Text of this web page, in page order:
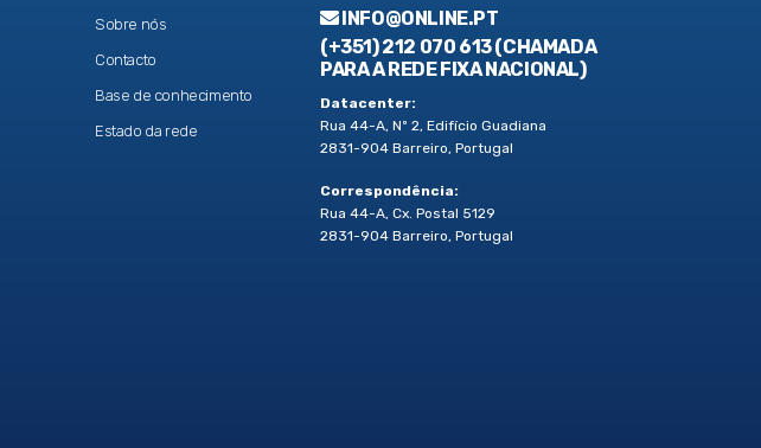
Sobre nós
Contacto
Base de conhecimento
Estado da rede
INFO@ONLINE.PT
(+351) 212 070 613 (CHAMADA
PARA A REDE FIXA NACIONAL)
Datacenter:
Rua 44-A, Nº 2, Edifício Guadiana
2831-904 Barreiro, Portugal
Correspondência:
Rua 44-A, Cx. Postal 5129
2831-904 Barreiro, Portugal